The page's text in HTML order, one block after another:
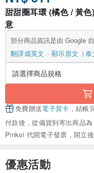
甜甜圈耳環 (橘色 / 黃
意
部分商品資訊是由 Google
翻譯成英文
顯示原文（泰
免費贈送電子賀卡 ，結帳
付款後，從備貨到寄出商品
Pinkoi 代開電子發票，開立
優惠活動